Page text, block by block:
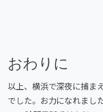
おわりに
以上、横浜で深夜に捕ま
でした。お力になれまし